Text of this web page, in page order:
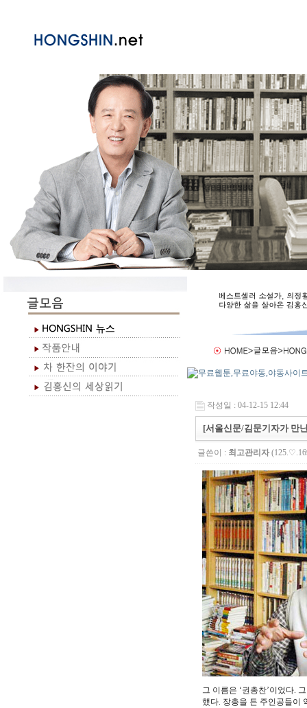
작성일 : 04-12-15 12:44
[서울신문/김문기자가 만
글쓴이 : 최고관리자
그 이름은 ‘권총찬’이었다.
했다. 장총을 든 주인공들이